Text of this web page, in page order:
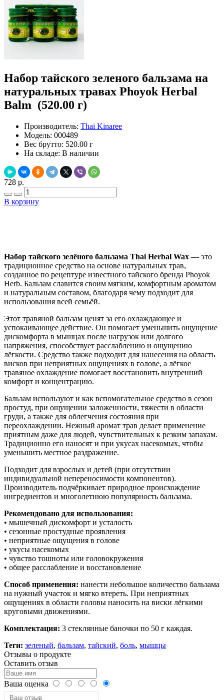
Набор тайского зеленого бальзама на
натуральных травах Phoyok Herbal
Balm (520.00 г)
Производитель: Thai Kinaree
Модель: 000489
Вес брутто: 520.00 г
На складе: В наличии
728 р.
В корзину
Набор тайского зелёного бальзама Thai Herbal Wax — это
традиционное средство на основе натуральных трав,
созданное по рецептуре известного тайского бренда Phoyok
Herb. Бальзам славится своим мягким, комфортным ароматом
и натуральным составом, благодаря чему подходит для
использования всей семьёй.
Этот травяной бальзам ценят за его охлаждающее и
успокаивающее действие. Он помогает уменьшить ощущение
дискомфорта в мышцах после нагрузок или долгого
напряжения, способствует расслаблению и ощущению
лёгкости. Средство также подходит для нанесения на область
висков при неприятных ощущениях в голове, а лёгкое
травяное охлаждение помогает восстановить внутренний
комфорт и концентрацию.
Бальзам используют и как вспомогательное средство в сезон
простуд, при ощущении заложенности, тяжести в области
груди, а также для облегчения состояния при
переохлаждении. Нежный аромат трав делает применение
приятным даже для людей, чувствительных к резким запахам.
Традиционно его наносят и при укусах насекомых, чтобы
уменьшить местное раздражение.
Подходит для взрослых и детей (при отсутствии
индивидуальной непереносимости компонентов).
Производитель подчёркивает природное происхождение
ингредиентов и многолетнюю популярность бальзама.
Рекомендовано для использования:
• мышечный дискомфорт и усталость
• сезонные простудные проявления
• неприятные ощущения в голове
• укусы насекомых
• чувство тошноты или головокружения
• общее расслабление и восстановление
Способ применения: нанести небольшое количество бальзама
на нужный участок и мягко втереть. При неприятных
ощущениях в области головы наносить на виски лёгкими
круговыми движениями.
Комплектация: 3 стеклянные баночки по 50 г каждая.
Теги: зеленый, бальзам, тайский, боль, мышцы
Отзывы о продукте
Оставить отзыв
Ваша оценка